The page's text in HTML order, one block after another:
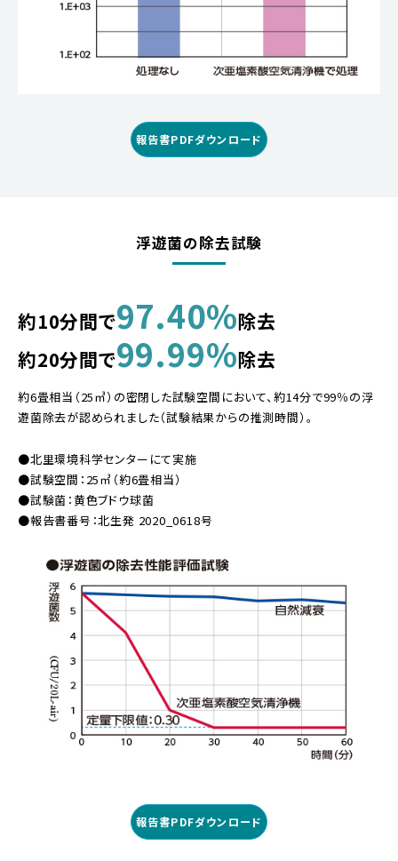
報告書PDFダウンロード
浮遊菌の除去試験
約10分間で97.40%除去
約20分間で99.99%除去
約6畳相当（25㎥）の密閉した試験空間において、約14分で99％の浮
遊菌除去が認められました（試験結果からの推測時間）。
●北里環境科学センターにて実施
●試験空間：25㎥（約6畳相当）
●試験菌：黄色ブドウ球菌
●報告書番号：北生発 2020_0618号
報告書PDFダウンロード